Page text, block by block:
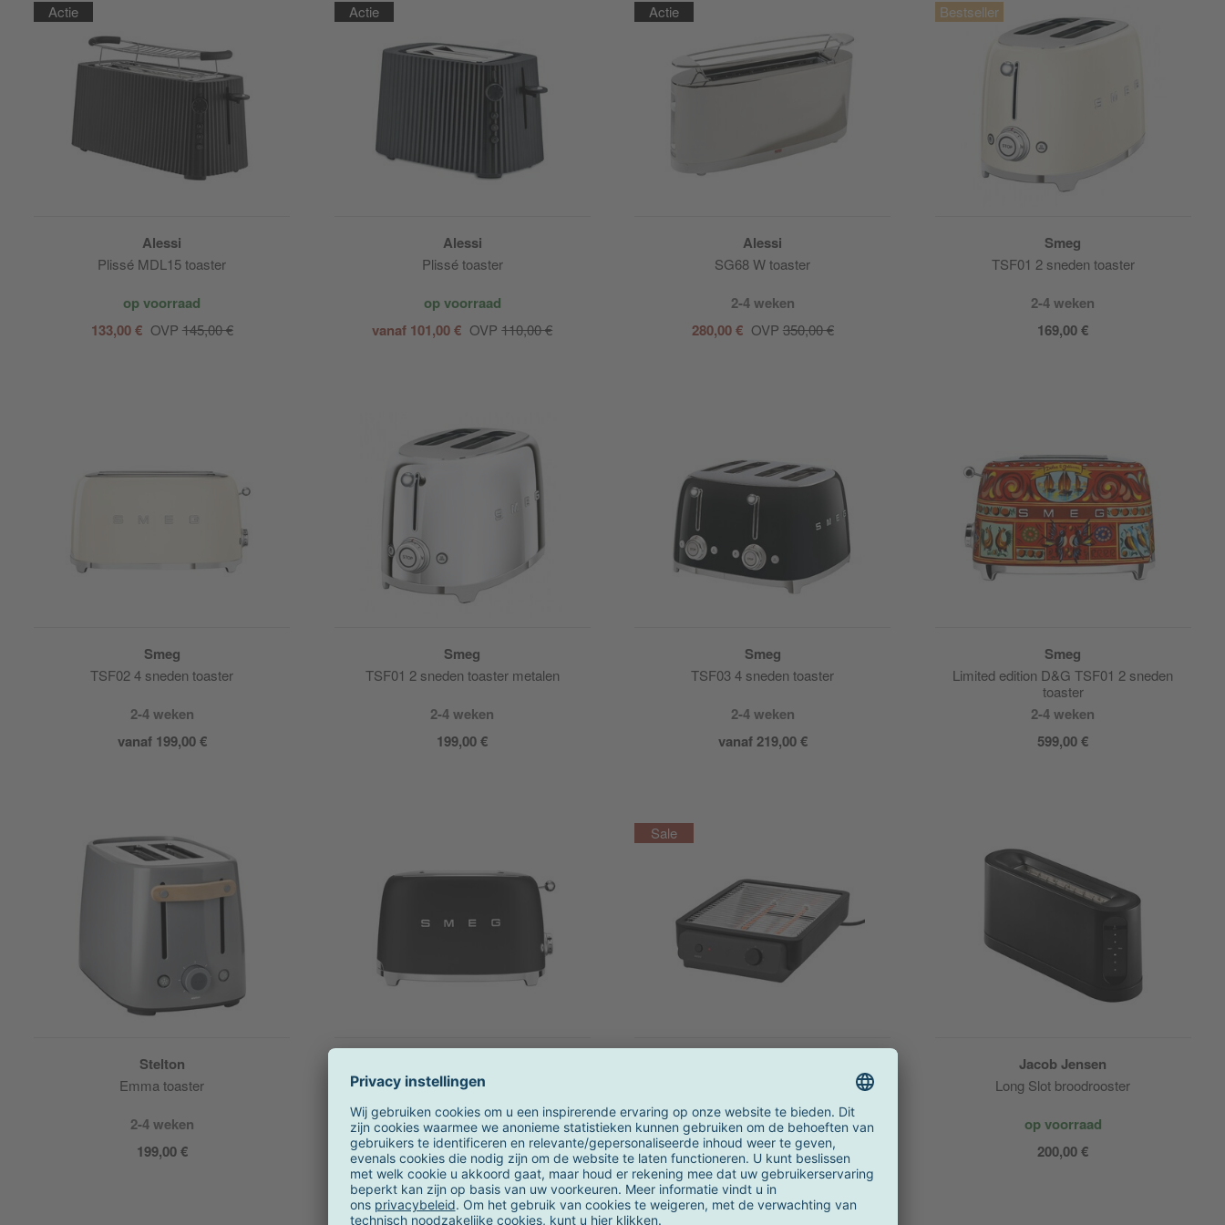
Alessi
Plissé MDL15 toaster
op voorraad
133,00 € OVP 145,00 €
Actie
Alessi
Plissé toaster
op voorraad
vanaf 101,00 € OVP110,00 €
Actie
Alessi
SG68 W toaster
2-4 weken
280,00 € OVP 350,00 €
Actie
Smeg
TSF01 2 sneden toaster
2-4 weken
169,00 €
Smeg
TSF02 4 sneden toaster
2-4 weken
vanaf 199,00 €
Smeg
TSF01 2 sneden toaster metalen
2-4 weken
199,00 €
Smeg
TSF03 4 sneden toaster
2-4 weken
vanaf 219,00 €
Smeg
Limited edition D&G TSF01 2 sneden
toaster
2-4 weken
599,00 €
Stelton
Emma toaster
2-4 weken
199,00 €
TSF01 2 sneden toaster mat
2-4 weken
199,00 €
op voorraad
63,00 € OVP69,95 €
Jacob Jensen
Long Slot broodrooster
op voorraad
200,00 €